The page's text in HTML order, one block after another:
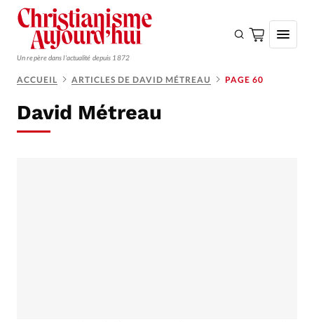
Un repère dans l'actualité depuis 1872
Monde
ACCUEIL ARTICLES DE DAVID MÉTREAU PAGE 60
David Métreau